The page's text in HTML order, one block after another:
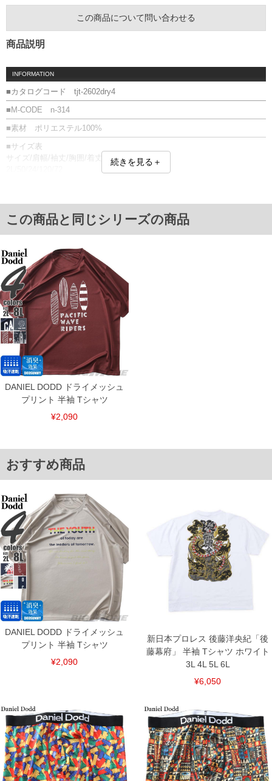
この商品について問い合わせる
商品説明
INFORMATION
■カタログコード tjt-2602dry4
■M-CODE n-314
■素材 ポリエステル100%
■サイズ表
サイズ/肩幅/袖丈/胸囲/着丈
5L/56/27/138/78
6L/58/28/144/80
8L/64/30/164/84
※【返品交換について】
返品交換希望の方は、商品到着後1週間以内にご連絡ください。
下着(肌着)やワイシャツは商品の性質上、返品交換不可とさせて頂いております。予め
ご了承くださいませ。
※【ボトムの裾上げをご希望の場合】
裾上げ料金は500円+税となります。
備考欄に股下●cmとご記入下さい。（裾上げ無料対象商品は1本につき税込6,000円以
上の品が対象。1本5,999円以下の商品は有料（500円+税）となります。）
出荷まで約1週間～20日間程お時間を頂く場合がございます。
尚、裾上げした商品は返品・交換不可となりますので、予めご了承下さい。
一部、お直しに対応出来ない商品がございます。(例：裾にファスナーや調節ひもが付
いている、極端なデザインが施されている等)
※商品によって若干のサイズの誤差がございます。また、お客様がご使用の環境（コ
ンピュータ画面）によって、商品の色味が若干異なる場合がございます。予めご了承
ください。
※当店での掲載商品は、実店鋪と在庫を共用しておりますので店頭での売り違い、店
ITEM INTRODUCTION
続きを見る＋
この商品と同じシリーズの商品
DANIEL DODD ドライメッシュ
プリント 半袖 Tシャツ
¥2,090
おすすめ商品
DANIEL DODD ドライメッシュ
プリント 半袖 Tシャツ
¥2,090
新日本プロレス 後藤洋央紀「後
藤幕府」 半袖 Tシャツ ホワイト
3L 4L 5L 6L
¥6,050